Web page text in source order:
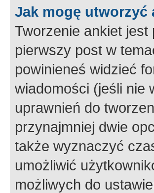
Jak mogę utworzyć
Tworzenie ankiet
pierwszy post w
powinieneś widzieć
wiadomości (jeśli nie
uprawnień do
przynajmniej dwie
także wyznaczyć
umożliwić
możliwych do